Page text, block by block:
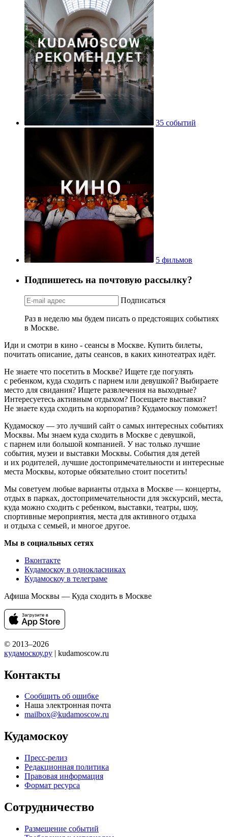
35 событий
5 фильмов
Подпишетесь на почтовую рассылку?
Подписаться
Раз в неделю мы будем писать о предстоящих событиях
в Москве.
Иди и смотри в кино - сеансы в Москве. Купить билеты,
почитать описание, даты сеансов, в каких кинотеатрах идёт.
Не знаете что посетить в Москве? Ищете где погулять
с ребенком, куда сходить с парнем или девушкой? Выбираете
место для свидания? Ищете развлечения на выходные?
Интересуетесь активным отдыхом? Посещаете выставки?
Не знаете куда сходить на корпоратив? Кудамоскоу поможет!
Кудамоскоу — это лучший сайт о самых интересных событиях
Москвы. Мы знаем куда сходить в Москве с девушкой,
с парнем или большой компанией. У нас только лучшие
события, музеи и выставки Москвы. События для детей
и их родителей, лучшие достопримечательности и интересные
места Москвы, которые обязательно стоит посетить!
Мы советуем любые варианты отдыха в Москве — концерты,
отдых в парках, достопримечательности для экскурсий, места,
куда можно сходить с ребенком, выставки, театры, шоу,
спортивные мероприятия, места для активного отдыха
и отдыха с семьей, и многое другое.
Мы в социальных сетях
Вконтакте
Кудамоскоу в однокласниках
Кудамоскоу в телеграме
Афиша Москвы — Куда сходить в Москве
© 2013–2026
кудамоскоу.ру | kudamoscow.ru
Контакты
Сообщить об ошибке
Наша электронная почта
mailbox@kudamoscow.ru
Кудамоскоу
Пресс-релиз
Редакционная политика
Правовая информация
Формат ресурса
Сотрудничество
Размещение событий